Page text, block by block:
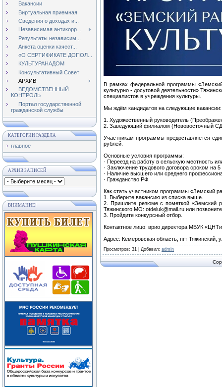
Вакансии
Виртуальная приемная
Сведения о доходах и...
Независимая антикорр...
Результаты независим...
Анкета оценки качест...
«О СЕРТИФИКАТЕ ДОПОЛ...
КУЛЬТУРАНАДОМ
Консультативный Совет
АРХИВ
ВЕДОМСТВЕННЫЙ
КОНТРОЛЬ
Портал государственной
гражданской службы
КАТЕГОРИИ РАЗДЕЛА
главное
АРХИВ ЗАПИСЕЙ
ВНИМАНИЕ!
В рамках федеральной программы
культурно - досуговой деятельности»
специалистов в учреждения культуры.
Мы ждём кандидатов на следующие вакансии:
1. Художественный руководитель
2. Заведующий филиалом (Нововосточный
Участникам программы предоставляется
рублей.
Основные условия программы:
· Переезд на работу в сельскую местность
· Заключение трудового договора сроком на 5
· Наличие высшего или среднего
· Гражданство РФ.
Как стать участником программы «Земский
1. Выберите вакансию из списка выше.
2. Пришлите резюме с пометкой «Земский
Тяжинского МО: otdeluk@mail.ru или
3. Пройдите конкурсный отбор.
Контактное лицо: врио директора МБУК
Адрес: Кемеровская область, пгт Тяжинский,
Просмотров: 31 | Добавил: admin